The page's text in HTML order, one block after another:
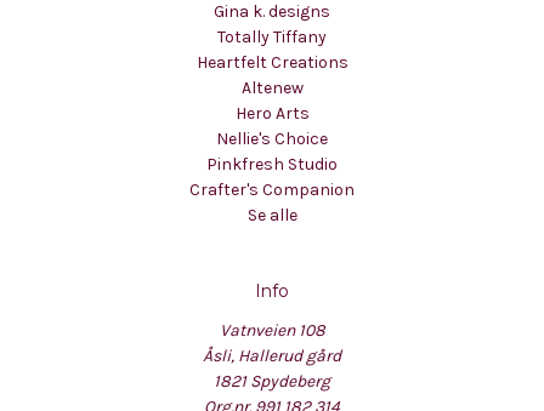
Gina k. designs
Totally Tiffany
Heartfelt Creations
Altenew
Hero Arts
Nellie's Choice
Pinkfresh Studio
Crafter's Companion
Se alle
Info
Vatnveien 108
Åsli, Hallerud gård
1821 Spydeberg